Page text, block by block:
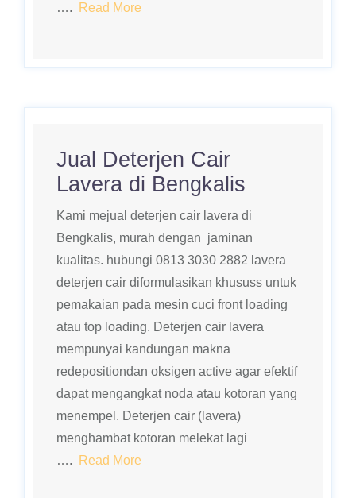
….
Read More
Jual Deterjen Cair
Lavera di Bengkalis
Kami mejual deterjen cair lavera di
Bengkalis, murah dengan jaminan
kualitas. hubungi 0813 3030 2882 lavera
deterjen cair diformulasikan khususs untuk
pemakaian pada mesin cuci front loading
atau top loading. Deterjen cair lavera
mempunyai kandungan makna
redepositiondan oksigen active agar efektif
dapat mengangkat noda atau kotoran yang
menempel. Deterjen cair (lavera)
menghambat kotoran melekat lagi
….
Read More